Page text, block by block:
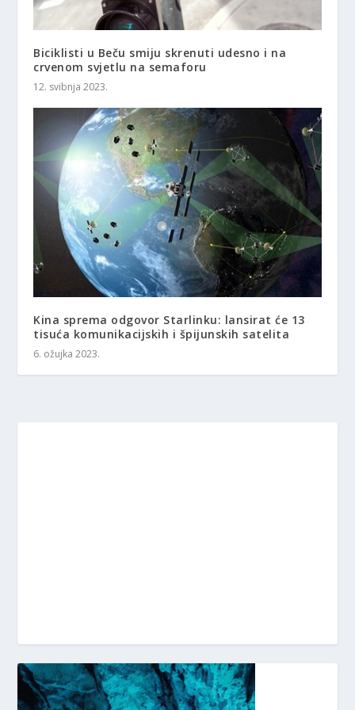
Biciklisti u Beču smiju skrenuti udesno i na
crvenom svjetlu na semaforu
12. svibnja 2023.
Kina sprema odgovor Starlinku: lansirat će 13
tisuća komunikacijskih i špijunskih satelita
6. ožujka 2023.